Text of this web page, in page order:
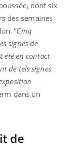
dont six
des semaines
“Cinq
signes de
été en contact
de tels signes
dans un
de